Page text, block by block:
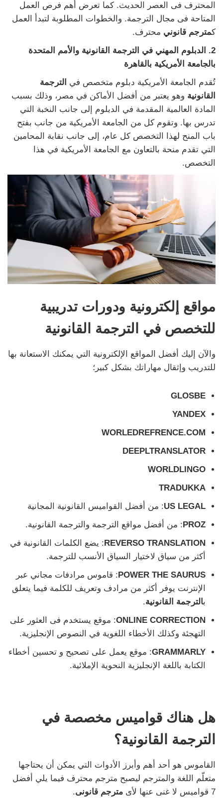
المحترف فى العصر الحديث. كما تعرض أهم فرص العمل
المتاحة فى مجال الترجمة. والخطوات المطلوبة لتبدأ العمل
كمترجم قانوني محترف.
2. الدبلوم المهني في الترجمة القانونية والأمم المتحدة
بالجامعة الأمريكية بالقاهرة
تُقدم الجامعة الأمريكية دبلوم متخصص في الترجمة
القانونية وهو يعتبر من أفضل الأماكن في مصر، وذلك بسبب
المادة العالمية المقدمة في الدبلوم إلى جانب النخبة التي
تدرس بها. وتقوم كل من الجامعة الأمريكية من جانب بفتح
باب المنح لهذا التخصص كل عام، إلى جانب نقابة المحامين
التي تقدم منحة بالتعاون مع الجامعة الأمريكية في هذا
التخصص.
مواقع إلكترونية ودورات تدريبية
للتخصص في الترجمة القانونية
والآن إليك أفضل المواقع الإلكترونية التي يمكنك الاستعانة بها
للتدريب وإثقال مهاراتك بشكل كبير؛
GLOSBE
YANDEX
WORLEDREFRENCE.COM
DEEPLTRANSLATOR
WORLDLINGO
TRADUKKA
US LEGAL: من أفضل القواميس القانونية المجانية
PROZ: من أفضل مواقع الترجمة والترجمة القانونية.
REVERSO TRANSLATION: يضع الكلمات القانونية في
أكثر من سياق لاختيار السياق الأنسب للترجمة.
POWER THE SAURUS: قاموس مرادفات مجاني عبر
الإنترنت يوفر أكثر من مرادف وتعريف للكلمة فيما يتعلق
بالترجمة القانونية.
ONLINE CORRECTION: موقع يستخدم فى العثور على
التهجئة وكذلك الأخطاء اللغوية في النصوص الإنجليزية.
GRAMMARLY: موقع يعمل على تصحيح و تحسين أخطاء
الكتابة باللغة الإنجليزية النحوية الإملائية.
هل هناك قواميس مخصصة في
الترجمة القانونية؟
القاموس هو أحد أهم وأبرز الأدوات التي يمكن أن يحتاجها
متعلّم اللغة والمترجم ليصبح مترجم محترف فيما يلي أفضل
7 قواميس لا غنى عنها لأى
مترجم قانونى.